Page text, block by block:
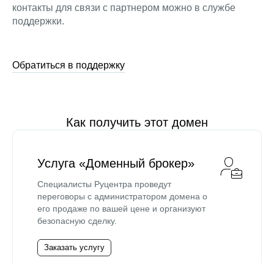
контакты для связи с партнером можно в службе
поддержки.
Обратиться в поддержку
Как получить этот домен
Услуга «Доменный брокер»
Специалисты Руцентра проведут
переговоры с администратором домена о
его продаже по вашей цене и организуют
безопасную сделку.
Заказать услугу